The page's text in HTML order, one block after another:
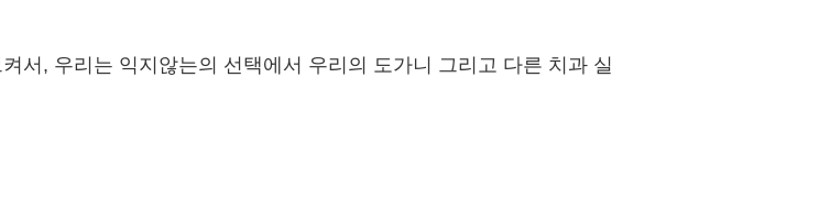
서, 우리는 익지않는의 선택에서 우리의 도가니 그리고 다른 치과 실